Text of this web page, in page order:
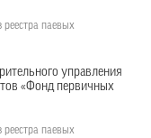
реестра паевых
управления
«Фонд первичных
реестра паевых